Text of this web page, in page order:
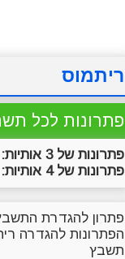
ריתמוס
פתרונות לכל
פתרונות של 3 אותיות:
פתרונות של 4 אותיות:
פתרון להגדרת
הפתרונות להגדרה
תשבץ